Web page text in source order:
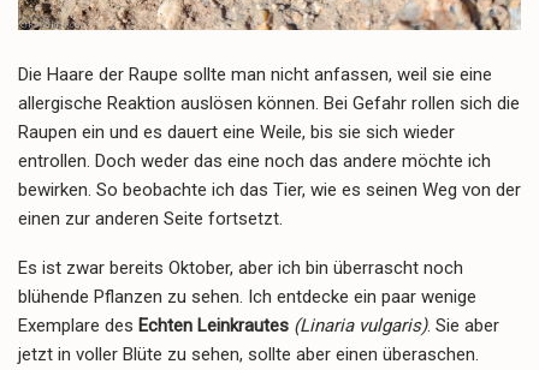
Die Haare der Raupe sollte man nicht anfassen, weil sie eine
allergische Reaktion auslösen können. Bei Gefahr rollen sich die
Raupen ein und es dauert eine Weile, bis sie sich wieder
entrollen. Doch weder das eine noch das andere möchte ich
bewirken. So beobachte ich das Tier, wie es seinen Weg von der
einen zur anderen Seite fortsetzt.
Es ist zwar bereits Oktober, aber ich bin überrascht noch
blühende Pflanzen zu sehen. Ich entdecke ein paar wenige
Exemplare des Echten Leinkrautes (Linaria vulgaris). Sie aber
jetzt in voller Blüte zu sehen, sollte aber einen überaschen.